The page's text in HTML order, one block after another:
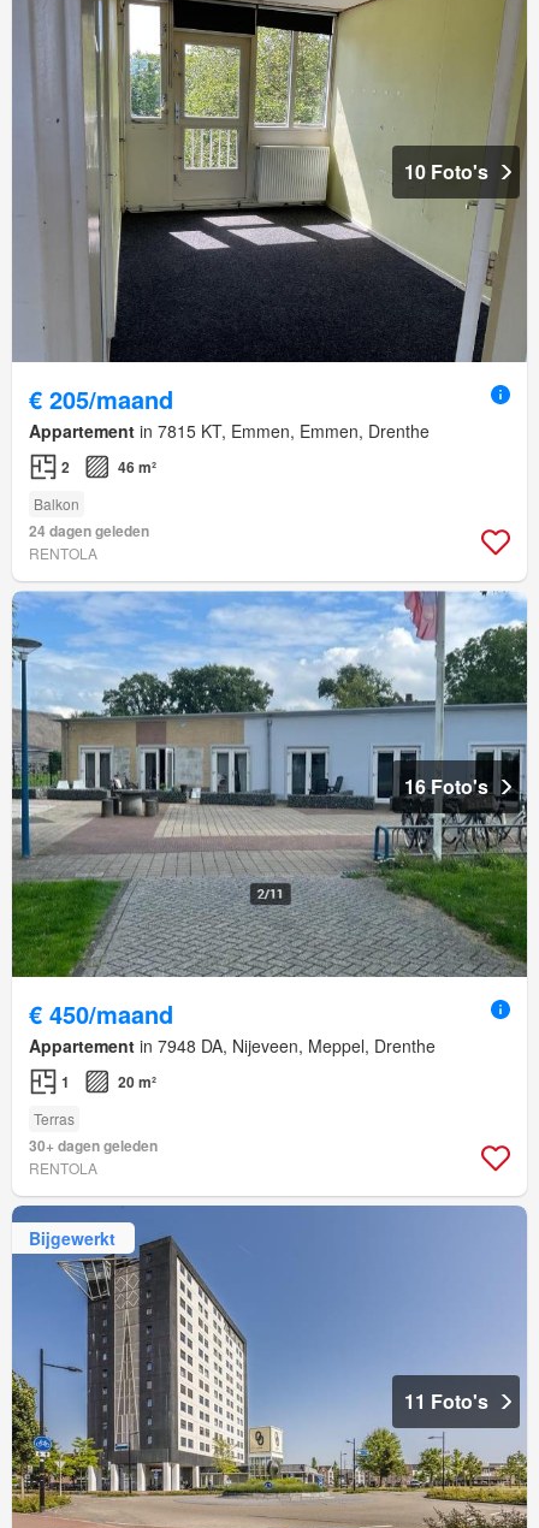
10 Foto's
€ 205/maand
Appartement in 7815 KT, Emmen, Emmen, Drenthe
2 46 m²
Balkon
24 dagen geleden
RENTOLA
16 Foto's
€ 450/maand
Appartement in 7948 DA, Nijeveen, Meppel, Drenthe
1 20 m²
Terras
30+ dagen geleden
RENTOLA
Bijgewerkt
11 Foto's